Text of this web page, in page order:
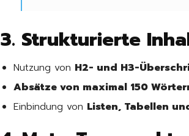
3. Strukturierte
Nutzung von H2- und H3-
Absätze von maximal 150
Einbindung von Listen, Tabellen